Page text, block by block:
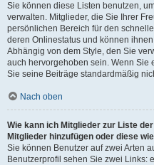
Sie können diese Listen benutzen,
verwalten. Mitglieder, die Sie Ihrer
persönlichen Bereich für den
deren Onlinestatus und können
Abhängig von dem Style, den Sie
auch hervorgehoben sein. Wenn Sie
Sie seine Beiträge standardmäßig
Nach oben
Wie kann ich Mitglieder zur Liste
Mitglieder hinzufügen oder diese
Sie können Benutzer auf zwei Arten
Benutzerprofil sehen Sie zwei Links: